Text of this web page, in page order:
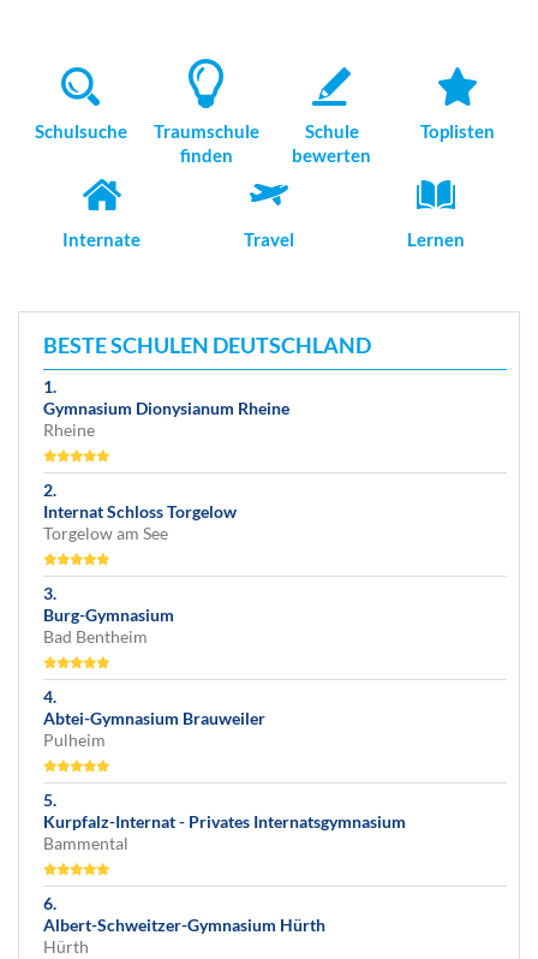
Schulsuche
Traumschule
finden
Schule
bewerten
Toplisten
Internate Travel Lernen
BESTE SCHULEN DEUTSCHLAND
Gymnasium Dionysianum Rheine
Rheine
Internat Schloss Torgelow
Torgelow am See
Burg-Gymnasium
Bad Bentheim
Abtei-Gymnasium Brauweiler
Pulheim
Kurpfalz-Internat - Privates Internatsgymnasium
Bammental
Albert-Schweitzer-Gymnasium Hürth
Hürth